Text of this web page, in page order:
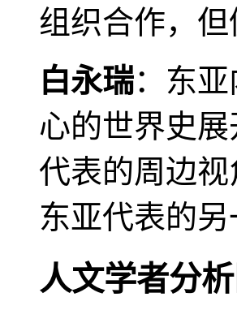
组织合作，
白永瑞：东
心的世界史
代表的周边
东亚代表的
人文学者分